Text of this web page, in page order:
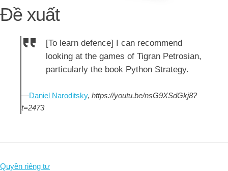
Đề xuất
[To learn defence] I can recommend
looking at the games of Tigran Petrosian,
particularly the book Python Strategy.
—Daniel Naroditsky, https://youtu.be/nsG9XSdGkj8?
t=2473
Quyền riêng tư